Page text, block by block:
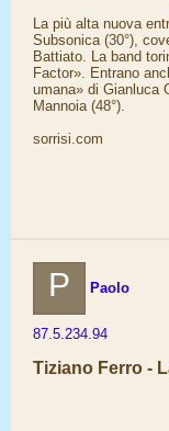
La più alta nuova
Subsonica (30°),
Battiato. La band
Factor». Entrano
umana» di Gianluca
Mannoia (48°).
sorrisi.com
P Paolo
87.5.234.94
Tiziano Ferro -